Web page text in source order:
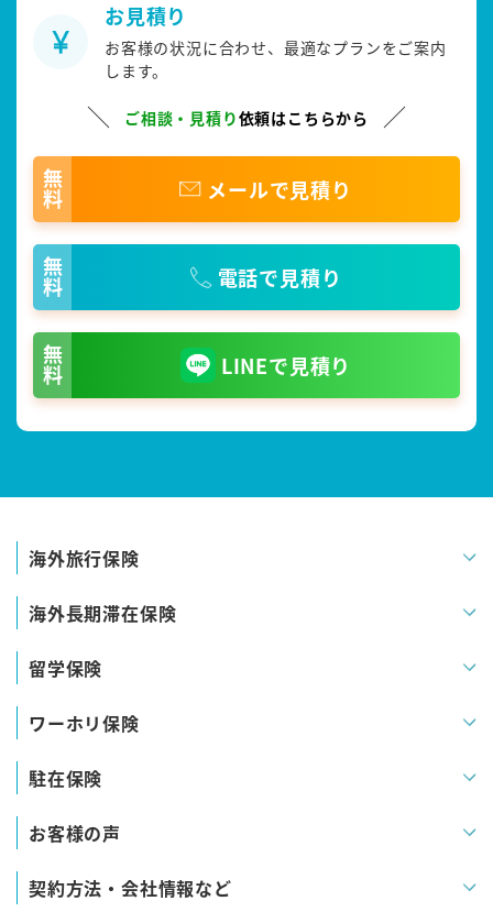
お見積り
お客様の状況に合わせ、最適なプランをご案内
します。
ご相談・見積り依頼はこちらから
無料 メールで見積り
無料 電話で見積り
無料 LINEで見積り
海外旅行保険
海外長期滞在保険
留学保険
ワーホリ保険
駐在保険
お客様の声
契約方法・会社情報など